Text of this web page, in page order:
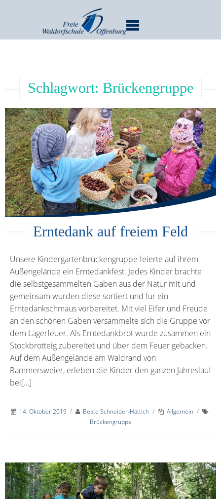
Schlagwort: Brückengruppe
Erntedank auf freiem Feld
Unsere Kindergartenbrückengruppe feierte auf ihrem
Außengelände ein Erntedankfest. Jedes Kinder brachte
die selbstgesammelten Gaben aus der Natur mit und
gemeinsam wurden diese sortiert und für ein
Erntedankschmaus vorbereitet. Mit viel Eifer und Freude
an den schönen Gaben versammelte sich die Gruppe vor
dem Lagerfeuer. Als Erntedankbrot wurde zusammen ein
Stockbrotteig zubereitet und über dem Feuer gebacken.
Auf dem Außengelände am Waldrand von
Rammersweier, erleben die Kinder den ganzen Jahreslauf
bei[…]
14. Oktober 2019 / Beate Schneider-Hättich / Allgemein /
Brückengruppe